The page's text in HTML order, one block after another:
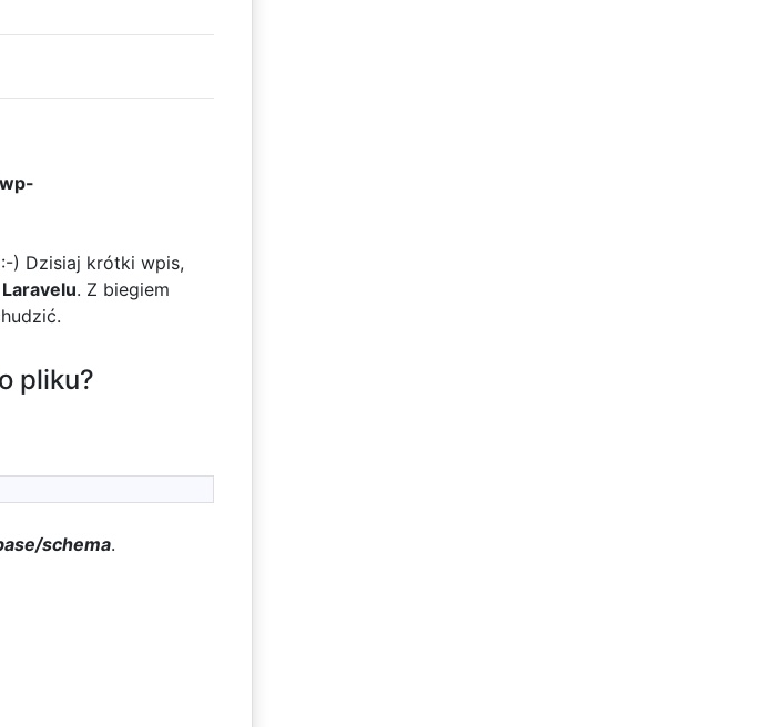
) Dzisiaj krótki wpis,
Laravelu. Z biegiem
pliku?
schema.